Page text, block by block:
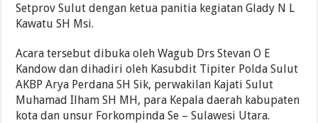
Setprov Sulut dengan ketua panitia kegiatan Glady N L
Kawatu SH Msi.
Acara tersebut dibuka oleh Wagub Drs Stevan O E
Kandow dan dihadiri oleh Kasubdit Tipiter Polda Sulut
AKBP Arya Perdana SH Sik, perwakilan Kajati Sulut
Muhamad Ilham SH MH, para Kepala daerah kabupaten
kota dan unsur Forkompinda Se – Sulawesi Utara.